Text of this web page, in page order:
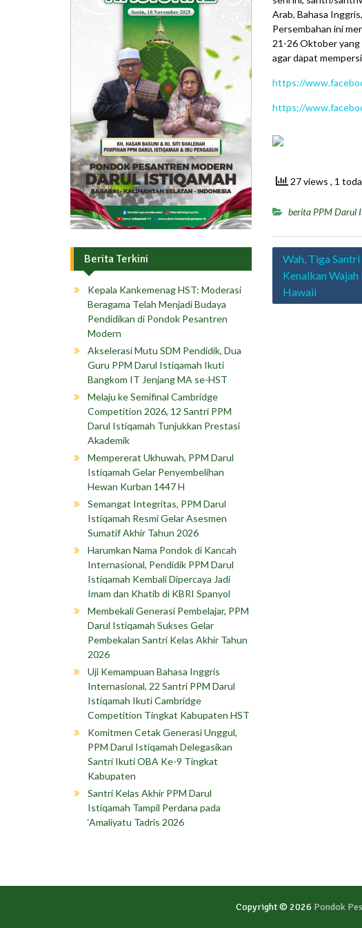
Arab, Bahasa
Persembahan ini
21-26 Oktober
agar dapat
https://
https://
27 views , 1
berita PPM Darul
Navigasi
pos
Wah, Tiga
Kenalkan Wajah
Hawaii
Berita Terkini
Kepala Kankemenag HST: Moderasi
Beragama Telah Menjadi Budaya
Pendidikan di Pondok Pesantren
Modern
Akselerasi Mutu SDM Pendidik, Dua
Guru PPM Darul Istiqamah Ikuti
Bangkom IT Jenjang MA se-HST
Melaju ke Semifinal Cambridge
Competition 2026, 12 Santri PPM
Darul Istiqamah Tunjukkan Prestasi
Akademik
Mempererat Ukhuwah, PPM Darul
Istiqamah Gelar Penyembelihan
Hewan Kurban 1447 H
Semangat Integritas, PPM Darul
Istiqamah Resmi Gelar Asesmen
Sumatif Akhir Tahun 2026
Harumkan Nama Pondok di Kancah
Internasional, Pendidik PPM Darul
Istiqamah Kembali Dipercaya Jadi
Imam dan Khatib di KBRI Spanyol
Membekali Generasi Pembelajar, PPM
Darul Istiqamah Sukses Gelar
Pembekalan Santri Kelas Akhir Tahun
2026
Uji Kemampuan Bahasa Inggris
Internasional, 22 Santri PPM Darul
Istiqamah Ikuti Cambridge
Competition Tingkat Kabupaten HST
Komitmen Cetak Generasi Unggul,
PPM Darul Istiqamah Delegasikan
Santri Ikuti OBA Ke-9 Tingkat
Kabupaten
Santri Kelas Akhir PPM Darul
Istiqamah Tampil Perdana pada
‘Amaliyatu Tadris 2026
Copyright © 2026 Pondok